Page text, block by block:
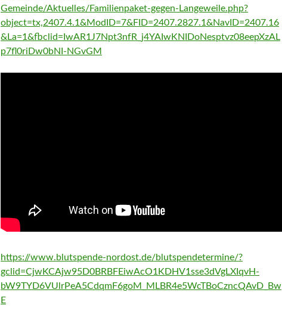
Gemeinde/Aktuelles/Familienpaket-gegen-Langeweile.php?
object=tx,2407.4.1&ModID=7&FID=2407.2827.1&NavID=2407.16
&La=1&fbclid=IwAR1J7Npt3nfR_j4YAIwKNIDoNesptvz08eepXzAL
p7fl0riDw0bNI-NGvGM
https://www.blutspende-nordost.de/blutspendetermine/?
gclid=CjwKCAjw95D0BRBFEiwAcO1KDHV1sse3dVgLXIqvH-
bW9TYD6VUlrPeA5CdqmF6goM_MLBR4e5WcTBoCzncQAvD_Bw
E